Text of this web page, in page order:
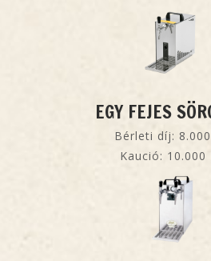
EGY FEJES
Bérleti díj:
Kaució: 10.000